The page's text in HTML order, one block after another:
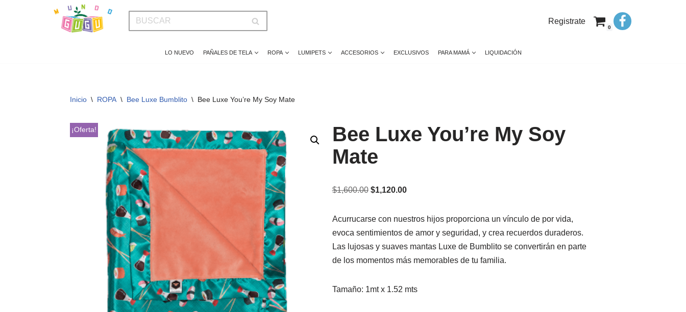
Registrate
0
LO NUEVO PAÑALES DE TELA ROPA LUMIPETS ACCESORIOS EXCLUSIVOS PARA MAMÁ LIQUIDACIÓN
Inicio \ ROPA \ Bee Luxe Bumblito \ Bee Luxe You’re My Soy Mate
¡Oferta!
Bee Luxe You’re My Soy
Mate
$1,600.00 $1,120.00
Acurrucarse con nuestros hijos proporciona un vínculo de por vida,
evoca sentimientos de amor y seguridad, y crea recuerdos duraderos.
Las lujosas y suaves mantas Luxe de Bumblito se convertirán en parte
de los momentos más memorables de tu familia.
Tamaño: 1mt x 1.52 mts